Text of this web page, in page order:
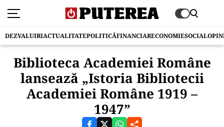
DEZVALUIRIACTUALITATEPOLITICĂFINANCIARECONOMIESOCIAL
Biblioteca Academiei Române
lansează „Istoria Bibliotecii
Academiei Române 1919 –
1947”